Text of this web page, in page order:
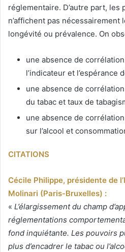
réglementaire. D’autre part, les
n’affichent pas
longévité ou prévalence. On
une absence de
l’indicateur et l’espérance
une absence de
du tabac et taux de
une absence de
sur l’alcool et
CITATIONS
Cécile Philippe, présidente de
Molinari (Paris-Bruxelles) :
« L’élargissement du champ
réglementations
fond inquiétante. Les pouvoirs
plus d’encadrer le tabac ou